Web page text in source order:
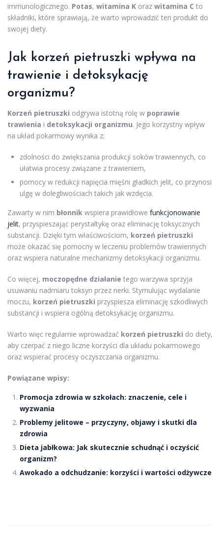
immunologicznego. Potas, witamina K oraz witamina C to
składniki, które sprawiają, że warto wprowadzić ten produkt do
swojej diety.
Jak korzeń pietruszki wpływa na
trawienie i detoksykację
organizmu?
Korzeń pietruszki odgrywa istotną rolę w poprawie
trawienia i detoksykacji organizmu. Jego korzystny wpływ
na układ pokarmowy wynika z:
zdolności do zwiększania produkcji soków trawiennych, co
ułatwia procesy związane z trawieniem,
pomocy w redukcji napięcia mięśni gładkich jelit, co przynosi
ulgę w dolegliwościach takich jak wzdęcia.
Zawarty w nim błonnik wspiera prawidłowe funkcjonowanie
jelit, przyspieszając perystaltykę oraz eliminację toksycznych
substancji. Dzięki tym właściwościom, korzeń pietruszki
może okazać się pomocny w leczeniu problemów trawiennych
oraz wspiera naturalne mechanizmy detoksykacji organizmu.
Co więcej, moczopędne działanie tego warzywa sprzyja
usuwaniu nadmiaru toksyn przez nerki. Stymulując wydalanie
moczu, korzeń pietruszki przyspiesza eliminację szkodliwych
substancji i wspiera ogólną detoksykację organizmu.
Warto więc regularnie wprowadzać korzeń pietruszki do diety,
aby czerpać z niego liczne korzyści dla układu pokarmowego
oraz wspierać procesy oczyszczania organizmu.
Powiązane wpisy:
Promocja zdrowia w szkołach: znaczenie, cele i
wyzwania
Problemy jelitowe – przyczyny, objawy i skutki dla
zdrowia
Dieta jabłkowa: Jak skutecznie schudnąć i oczyścić
organizm?
Awokado a odchudzanie: korzyści i wartości odżywcze